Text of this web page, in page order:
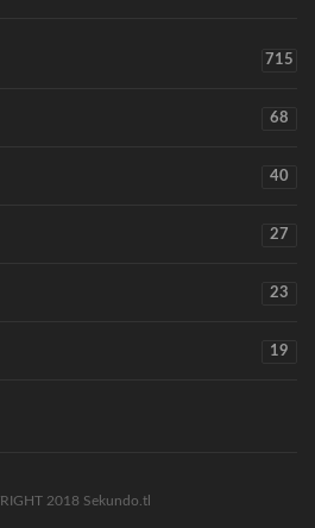
715
68
40
27
23
19
2018 Sekundo.tl